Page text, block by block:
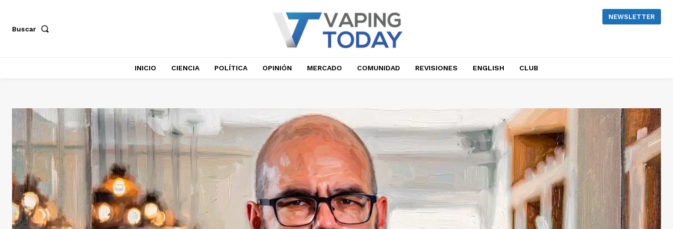
Buscar
NEWSLETTER
INICIO CIENCIA POLÍTICA OPINIÓN MERCADO COMUNIDAD REVISIONES ENGLISH CLUB